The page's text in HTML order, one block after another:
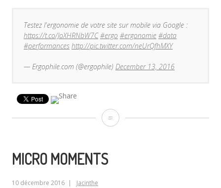
Testez l'ergonomie de votre site sur mobile via Google :
https://t.co/JoXHRNbW7C #ergo #ergonomie #data
#performances http://pic.twitter.com/neUrQfhMXY
— Ergophile.com (@ergophile) December 13, 2016
Testez
MICRO MOMENTS
10 décembre 2016 Jacinthe